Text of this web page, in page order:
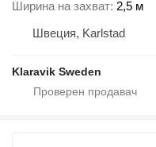
Ширина на захват 2,5 м
Швеция, Karlstad
Klaravik Sweden